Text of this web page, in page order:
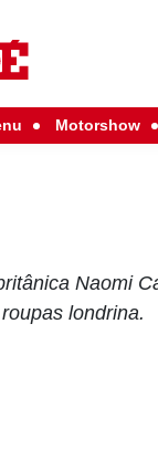
Motorshow
Naomi
londrina.